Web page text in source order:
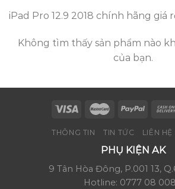
iPad Pro 12.9 2018 chính hãng giá
Không tìm thấy sản phẩm nào
của bạn.
THÔNG TIN TIN TỨC LIÊN HỆ
PHỤ KIỆN AK
9 Tân Hòa Đông, P.001 13,
Hotline: 0777 08